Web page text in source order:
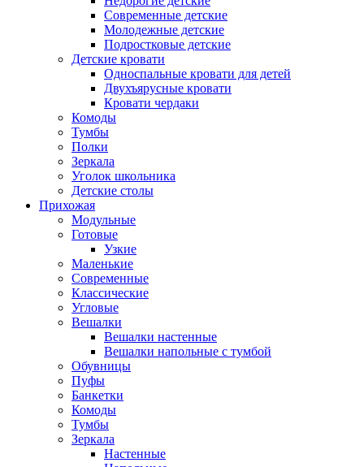
Современные детские
Молодежные детские
Подростковые детские
Детские кровати
Односпальные кровати для детей
Двухъярусные кровати
Кровати чердаки
Комоды
Тумбы
Полки
Зеркала
Уголок школьника
Детские столы
Прихожая
Модульные
Готовые
Узкие
Маленькие
Современные
Классические
Угловые
Вешалки
Вешалки настенные
Вешалки напольные с тумбой
Обувницы
Пуфы
Банкетки
Комоды
Тумбы
Зеркала
Настенные